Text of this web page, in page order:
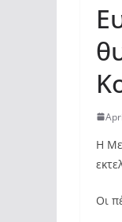
Η
Οι